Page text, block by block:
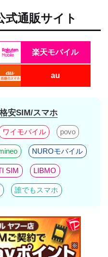
式通販サイト
楽天モバイル
au
安SIM/スマホ
ワイモバイル povo
NUROモバイル
SIM LIBMO
誰でもスマホ